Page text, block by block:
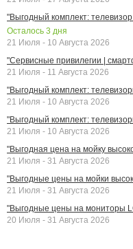
"Выгодный комплект:
Осталось 3 дня
21 Июля - 10 Августа 2026
"Сервисные привилегии |
21 Июля - 11 Августа 2026
"Выгодный комплект:
21 Июля - 10 Августа 2026
"Выгодный комплект:
21 Июля - 10 Августа 2026
"Выгодная цена на мойку
21 Июля - 31 Августа 2026
"Выгодные цены на мойки
21 Июля - 31 Августа 2026
"Выгодные цены на мониторы
20 Июля - 31 Августа 2026